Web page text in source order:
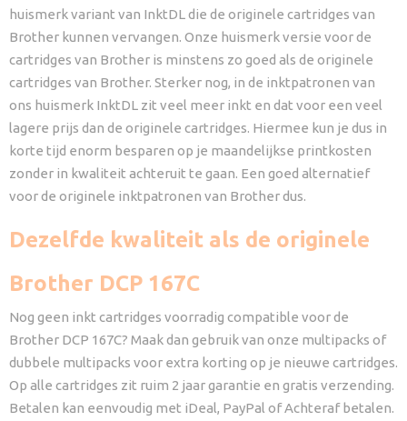
huismerk variant van InktDL die de originele cartridges van
Brother kunnen vervangen. Onze huismerk versie voor de
cartridges van Brother is minstens zo goed als de originele
cartridges van Brother. Sterker nog, in de inktpatronen van
ons huismerk InktDL zit veel meer inkt en dat voor een veel
lagere prijs dan de originele cartridges. Hiermee kun je dus in
korte tijd enorm besparen op je maandelijkse printkosten
zonder in kwaliteit achteruit te gaan. Een goed alternatief
voor de originele inktpatronen van Brother dus.
Dezelfde kwaliteit als de originele
Brother DCP 167C
Nog geen inkt cartridges voorradig compatible voor de
Brother DCP 167C? Maak dan gebruik van onze multipacks of
dubbele multipacks voor extra korting op je nieuwe cartridges.
Op alle cartridges zit ruim 2 jaar garantie en gratis verzending.
Betalen kan eenvoudig met iDeal, PayPal of Achteraf betalen.